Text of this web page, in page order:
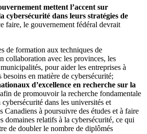
mettent l’accent sur
cybersécurité dans leurs stratégies de
faire, le gouvernement fédéral devrait
de formation aux techniques de
collaboration avec les provinces, les
pour aider les entreprises à
besoins en matière de cybersécurité;
d’excellence en recherche sur la
de promouvoir la recherche fondamentale
cybersécurité dans les universités et
Canadiens à poursuivre des études et à faire
domaines relatifs à la cybersécurité, ce qui
de doubler le nombre de diplômés